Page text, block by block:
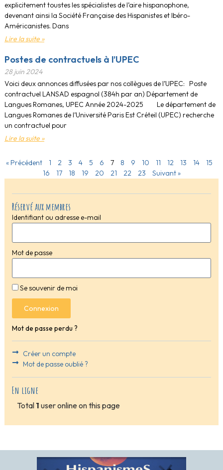
Réservé aux membres
Identifiant ou adresse e-mail
Mot de passe
Se souvenir de moi
Connexion
Mot de passe perdu ?
Créer un compte
Mot de passe oublié ?
En ligne
Total 1 user online on this page
explicitement tous·tes les spécialistes de l’aire hispanophone,
devenant ainsi la Société Française des Hispanistes et Ibéro-
Américanistes. Dans
Lire la suite »
Postes de contractuels à l’UPEC
28 juin 2024
Voici deux annonces diffusées par nos collègues de l’UPEC: Poste
contractuel LANSAD espagnol (384h par an) Département de
Langues Romanes, UPEC Année 2024-2025 Le département de
Langues Romanes de l’Université Paris Est Créteil (UPEC) recherche
un contractuel pour
Lire la suite »
« Précédent 1 2 3 4 5 6 7 8 9 10 11 12 13 14
15
16
17 18 19 20 21 22 23 Suivant »